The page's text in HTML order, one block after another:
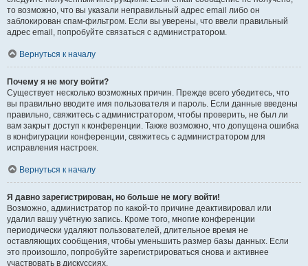
то возможно, что вы указали неправильный адрес email либо он
заблокирован спам-фильтром. Если вы уверены, что ввели правильный
адрес email, попробуйте связаться с администратором.
Вернуться к началу
Почему я не могу войти?
Существует несколько возможных причин. Прежде всего убедитесь, что
вы правильно вводите имя пользователя и пароль. Если данные введены
правильно, свяжитесь с администратором, чтобы проверить, не был ли
вам закрыт доступ к конференции. Также возможно, что допущена ошибка
в конфигурации конференции, свяжитесь с администратором для
исправления настроек.
Вернуться к началу
Я давно зарегистрирован, но больше не могу войти!
Возможно, администратор по какой-то причине деактивировал или
удалил вашу учётную запись. Кроме того, многие конференции
периодически удаляют пользователей, длительное время не
оставляющих сообщения, чтобы уменьшить размер базы данных. Если
это произошло, попробуйте зарегистрироваться снова и активнее
участвовать в дискуссиях.